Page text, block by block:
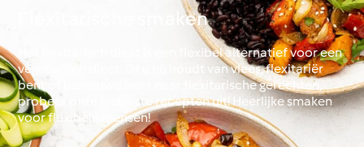
Flexitarische smaken
Het flexitarisch dieet is een flexibel alternatief voor een
vegetarisch dieet. Of u nu houdt van vlees, flexitariër
bent of benieuwd bent naar flexitarische gerechten,
probeer onze nieuwste recepten uit! Heerlijke smaken
voor flexibele mensen!